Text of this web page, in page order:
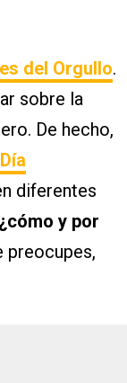
del Orgullo.
sobre la
De hecho,
Día
diferentes
¿cómo y por
preocupes,